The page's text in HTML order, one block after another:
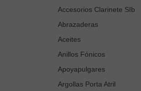
Accesorios Clarinete SIb
Abrazaderas
Aceites
Anillos Fónicos
Apoyapulgares
Argollas Porta Atril